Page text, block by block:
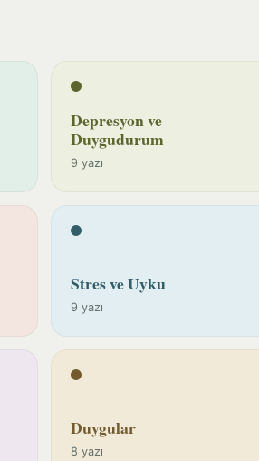
Depresyon ve
Duygudurum
9 yazı
Stres ve Uyku
9 yazı
Duygular
8 yazı